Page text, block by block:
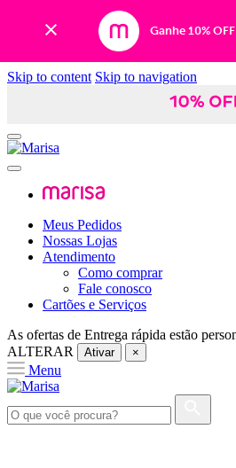
Ganhe 10%
Skip to content Skip to navigation
Meus Pedidos
Nossas Lojas
Atendimento
Como comprar
Fale conosco
Cartões e Serviços
As ofertas de Entrega rápida estão
ALTERAR
Ativar ×
Menu